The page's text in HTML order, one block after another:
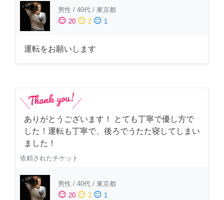
男性 / 40代 / 東京都
sentiment_satisfied 20 sentiment_neutral 2 sentiment_dissatisfied 1
運転をお願いします
ありがとうございます！ とても丁寧で優し方で
した！運転も丁寧で、後ろでうたた寝してしまい
ました！
依頼されたチケット
男性 / 40代 / 東京都
sentiment_satisfied 20 sentiment_neutral 2 sentiment_dissatisfied 1